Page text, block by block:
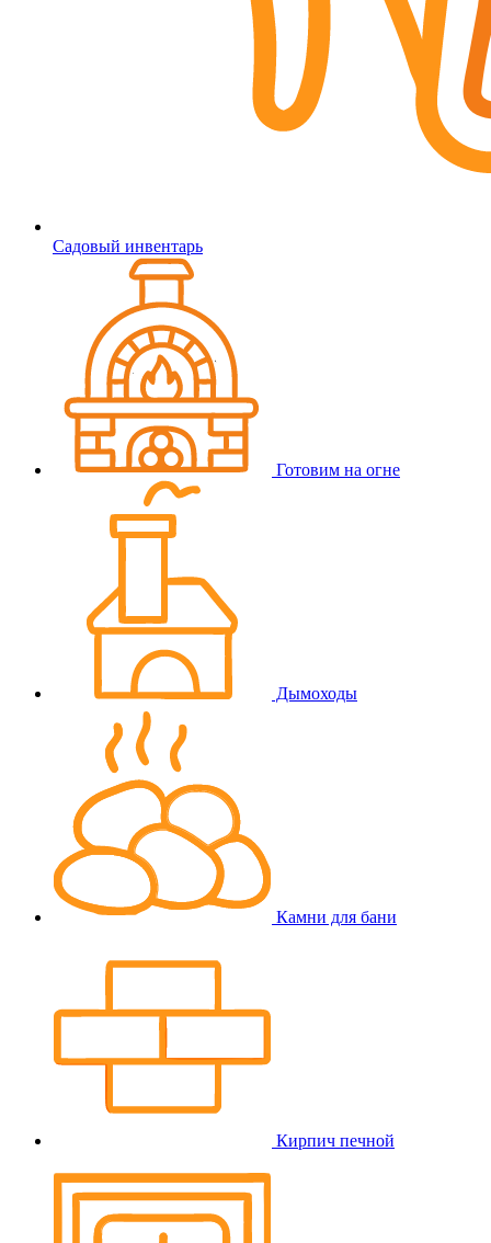
Садовый инвентарь
Готовим на огне
Дымоходы
Камни для бани
Кирпич печной